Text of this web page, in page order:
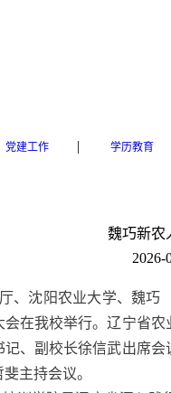
党建工作 | 学历教育
魏巧新农
2026-
、沈阳农业大学、魏
在我校举行。辽宁省
、副校长徐信武出席
主持会议。